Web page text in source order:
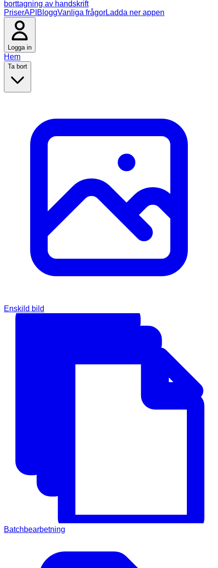
borttagning av handskrift
PriserAPI BloggVanliga frågorLadda ner appen
Logga in
Hem
Ta bort
Enskild bild
Batchbearbetning